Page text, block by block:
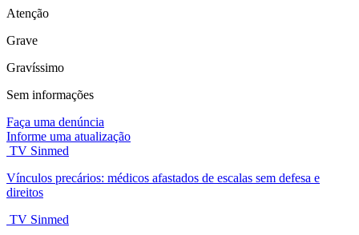
Atenção
Grave
Gravíssimo
Sem informações
Faça uma denúncia
Informe uma atualização
TV Sinmed
Vínculos precários: médicos afastados de escalas sem defesa e
direitos
TV Sinmed